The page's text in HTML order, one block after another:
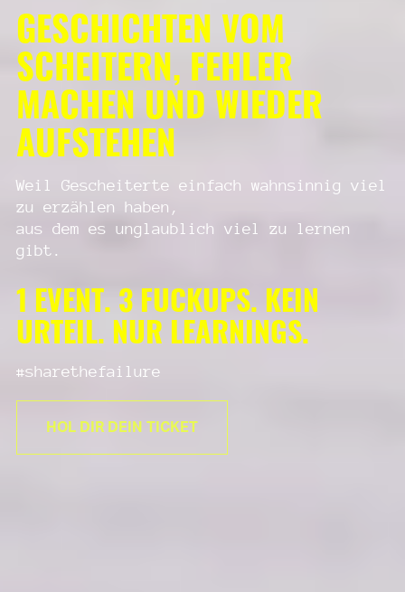
GESCHICHTEN VOM
SCHEITERN, FEHLER
MACHEN UND WIEDER
AUFSTEHEN
Weil Gescheiterte einfach wahnsinnig viel
zu erzählen haben,
aus dem es unglaublich viel zu lernen
gibt.
1 EVENT. 3 FUCKUPS. KEIN
URTEIL. NUR LEARNINGS.
#sharethefailure
HOL DIR DEIN TICKET